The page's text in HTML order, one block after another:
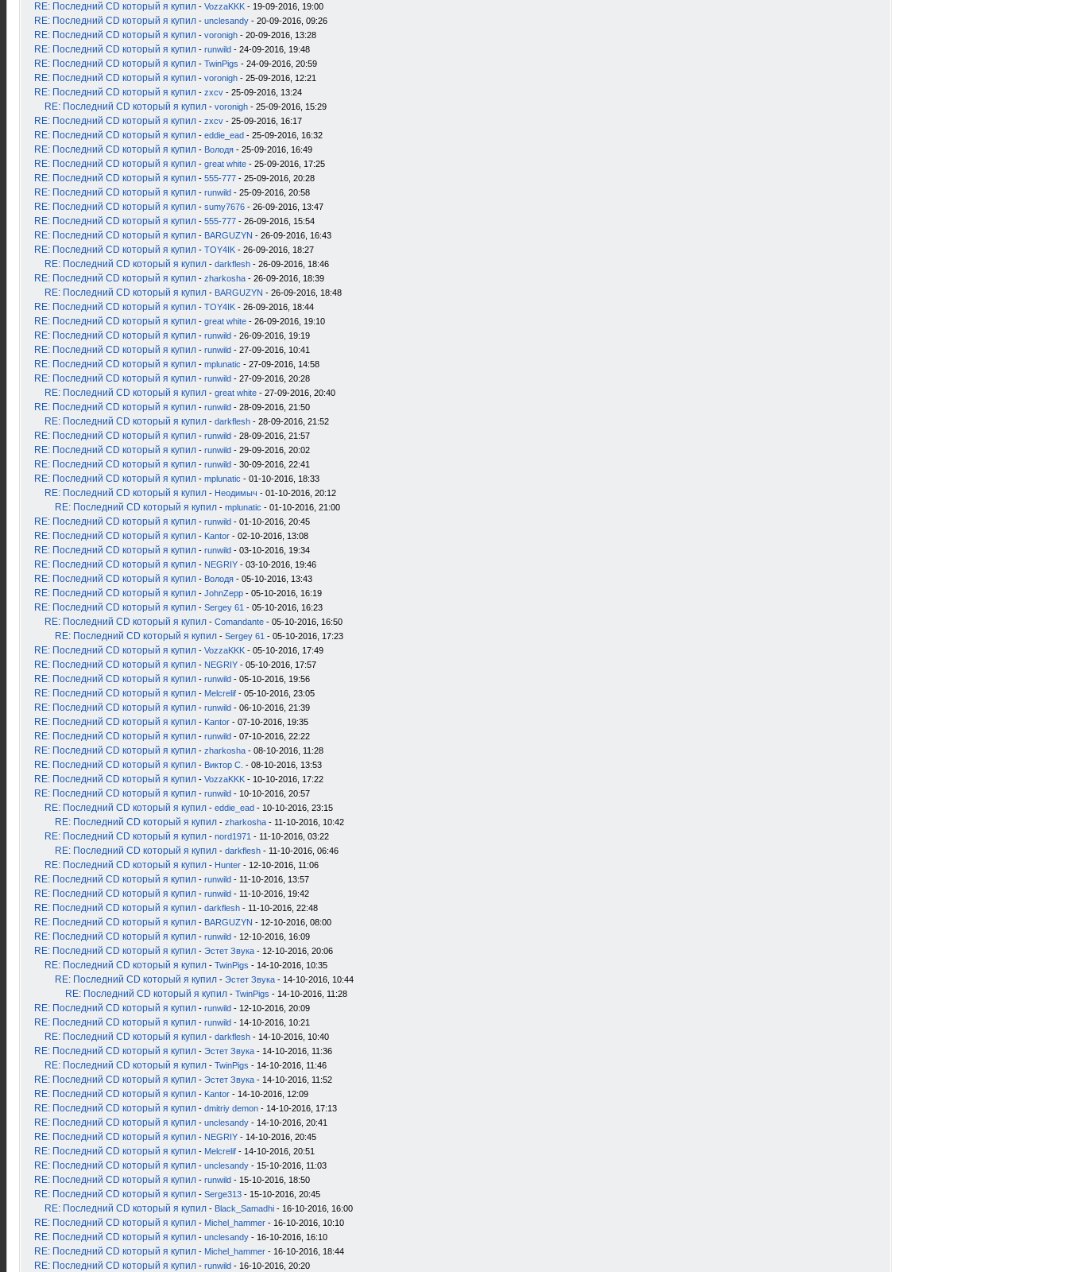
RE: Последний CD который я купил - VozzaKKK - 19-09-2016, 19:00
RE: Последний CD который я купил - unclesandy - 20-09-2016, 09:26
RE: Последний CD который я купил - voronigh - 20-09-2016, 13:28
RE: Последний CD который я купил - runwild - 24-09-2016, 19:48
RE: Последний CD который я купил - TwinPigs - 24-09-2016, 20:59
RE: Последний CD который я купил - voronigh - 25-09-2016, 12:21
RE: Последний CD который я купил - zxcv - 25-09-2016, 13:24
RE: Последний CD который я купил - voronigh - 25-09-2016, 15:29
RE: Последний CD который я купил - zxcv - 25-09-2016, 16:17
RE: Последний CD который я купил - eddie_ead - 25-09-2016, 16:32
RE: Последний CD который я купил - Володя - 25-09-2016, 16:49
RE: Последний CD который я купил - great white - 25-09-2016, 17:25
RE: Последний CD который я купил - 555-777 - 25-09-2016, 20:28
RE: Последний CD который я купил - runwild - 25-09-2016, 20:58
RE: Последний CD который я купил - sumy7676 - 26-09-2016, 13:47
RE: Последний CD который я купил - 555-777 - 26-09-2016, 15:54
RE: Последний CD который я купил - BARGUZYN - 26-09-2016, 16:43
RE: Последний CD который я купил - TOY4IK - 26-09-2016, 18:27
RE: Последний CD который я купил - darkflesh - 26-09-2016, 18:46
RE: Последний CD который я купил - zharkosha - 26-09-2016, 18:39
RE: Последний CD который я купил - BARGUZYN - 26-09-2016, 18:48
RE: Последний CD который я купил - TOY4IK - 26-09-2016, 18:44
RE: Последний CD который я купил - great white - 26-09-2016, 19:10
RE: Последний CD который я купил - runwild - 26-09-2016, 19:19
RE: Последний CD который я купил - runwild - 27-09-2016, 10:41
RE: Последний CD который я купил - mplunatic - 27-09-2016, 14:58
RE: Последний CD который я купил - runwild - 27-09-2016, 20:28
RE: Последний CD который я купил - great white - 27-09-2016, 20:40
RE: Последний CD который я купил - runwild - 28-09-2016, 21:50
RE: Последний CD который я купил - darkflesh - 28-09-2016, 21:52
RE: Последний CD который я купил - runwild - 28-09-2016, 21:57
RE: Последний CD который я купил - runwild - 29-09-2016, 20:02
RE: Последний CD который я купил - runwild - 30-09-2016, 22:41
RE: Последний CD который я купил - mplunatic - 01-10-2016, 18:33
RE: Последний CD который я купил - Неодимыч - 01-10-2016, 20:12
RE: Последний CD который я купил - mplunatic - 01-10-2016, 21:00
RE: Последний CD который я купил - runwild - 01-10-2016, 20:45
RE: Последний CD который я купил - Kantor - 02-10-2016, 13:08
RE: Последний CD который я купил - runwild - 03-10-2016, 19:34
RE: Последний CD который я купил - NEGRIY - 03-10-2016, 19:46
RE: Последний CD который я купил - Володя - 05-10-2016, 13:43
RE: Последний CD который я купил - JohnZepp - 05-10-2016, 16:19
RE: Последний CD который я купил - Sergey 61 - 05-10-2016, 16:23
RE: Последний CD который я купил - Comandante - 05-10-2016, 16:50
RE: Последний CD который я купил - Sergey 61 - 05-10-2016, 17:23
RE: Последний CD который я купил - VozzaKKK - 05-10-2016, 17:49
RE: Последний CD который я купил - NEGRIY - 05-10-2016, 17:57
RE: Последний CD который я купил - runwild - 05-10-2016, 19:56
RE: Последний CD который я купил - Melcrelif - 05-10-2016, 23:05
RE: Последний CD который я купил - runwild - 06-10-2016, 21:39
RE: Последний CD который я купил - Kantor - 07-10-2016, 19:35
RE: Последний CD который я купил - runwild - 07-10-2016, 22:22
RE: Последний CD который я купил - zharkosha - 08-10-2016, 11:28
RE: Последний CD который я купил - Виктор С. - 08-10-2016, 13:53
RE: Последний CD который я купил - VozzaKKK - 10-10-2016, 17:22
RE: Последний CD который я купил - runwild - 10-10-2016, 20:57
RE: Последний CD который я купил - eddie_ead - 10-10-2016, 23:15
RE: Последний CD который я купил - zharkosha - 11-10-2016, 10:42
RE: Последний CD который я купил - nord1971 - 11-10-2016, 03:22
RE: Последний CD который я купил - darkflesh - 11-10-2016, 06:46
RE: Последний CD который я купил - Hunter - 12-10-2016, 11:06
RE: Последний CD который я купил - runwild - 11-10-2016, 13:57
RE: Последний CD который я купил - runwild - 11-10-2016, 19:42
RE: Последний CD который я купил - darkflesh - 11-10-2016, 22:48
RE: Последний CD который я купил - BARGUZYN - 12-10-2016, 08:00
RE: Последний CD который я купил - runwild - 12-10-2016, 16:09
RE: Последний CD который я купил - Эстет Звука - 12-10-2016, 20:06
RE: Последний CD который я купил - TwinPigs - 14-10-2016, 10:35
RE: Последний CD который я купил - Эстет Звука - 14-10-2016, 10:44
RE: Последний CD который я купил - TwinPigs - 14-10-2016, 11:28
RE: Последний CD который я купил - runwild - 12-10-2016, 20:09
RE: Последний CD который я купил - runwild - 14-10-2016, 10:21
RE: Последний CD который я купил - darkflesh - 14-10-2016, 10:40
RE: Последний CD который я купил - Эстет Звука - 14-10-2016, 11:36
RE: Последний CD который я купил - TwinPigs - 14-10-2016, 11:46
RE: Последний CD который я купил - Эстет Звука - 14-10-2016, 11:52
RE: Последний CD который я купил - Kantor - 14-10-2016, 12:09
RE: Последний CD который я купил - dmitriy demon - 14-10-2016, 17:13
RE: Последний CD который я купил - unclesandy - 14-10-2016, 20:41
RE: Последний CD который я купил - NEGRIY - 14-10-2016, 20:45
RE: Последний CD который я купил - Melcrelif - 14-10-2016, 20:51
RE: Последний CD который я купил - unclesandy - 15-10-2016, 11:03
RE: Последний CD который я купил - runwild - 15-10-2016, 18:50
RE: Последний CD который я купил - Serge313 - 15-10-2016, 20:45
RE: Последний CD который я купил - Black_Samadhi - 16-10-2016, 16:00
RE: Последний CD который я купил - Michel_hammer - 16-10-2016, 10:10
RE: Последний CD который я купил - unclesandy - 16-10-2016, 16:10
RE: Последний CD который я купил - Michel_hammer - 16-10-2016, 18:44
RE: Последний CD который я купил - runwild - 16-10-2016, 20:20